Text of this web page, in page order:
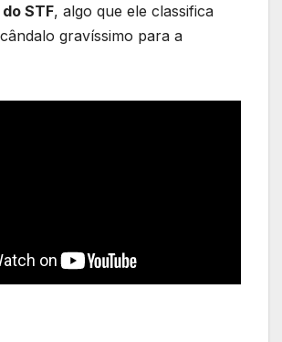
STF, algo que ele classifica
gravíssimo para a